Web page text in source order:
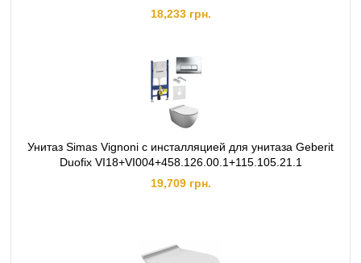
18,233 грн.
Унитаз Simas Vignoni с инсталляцией для унитаза Geberit
Duofix VI18+VI004+458.126.00.1+115.105.21.1
19,709 грн.